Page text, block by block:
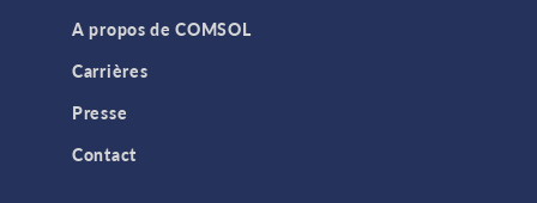
A propos de COMSOL
Carrières
Presse
Contact